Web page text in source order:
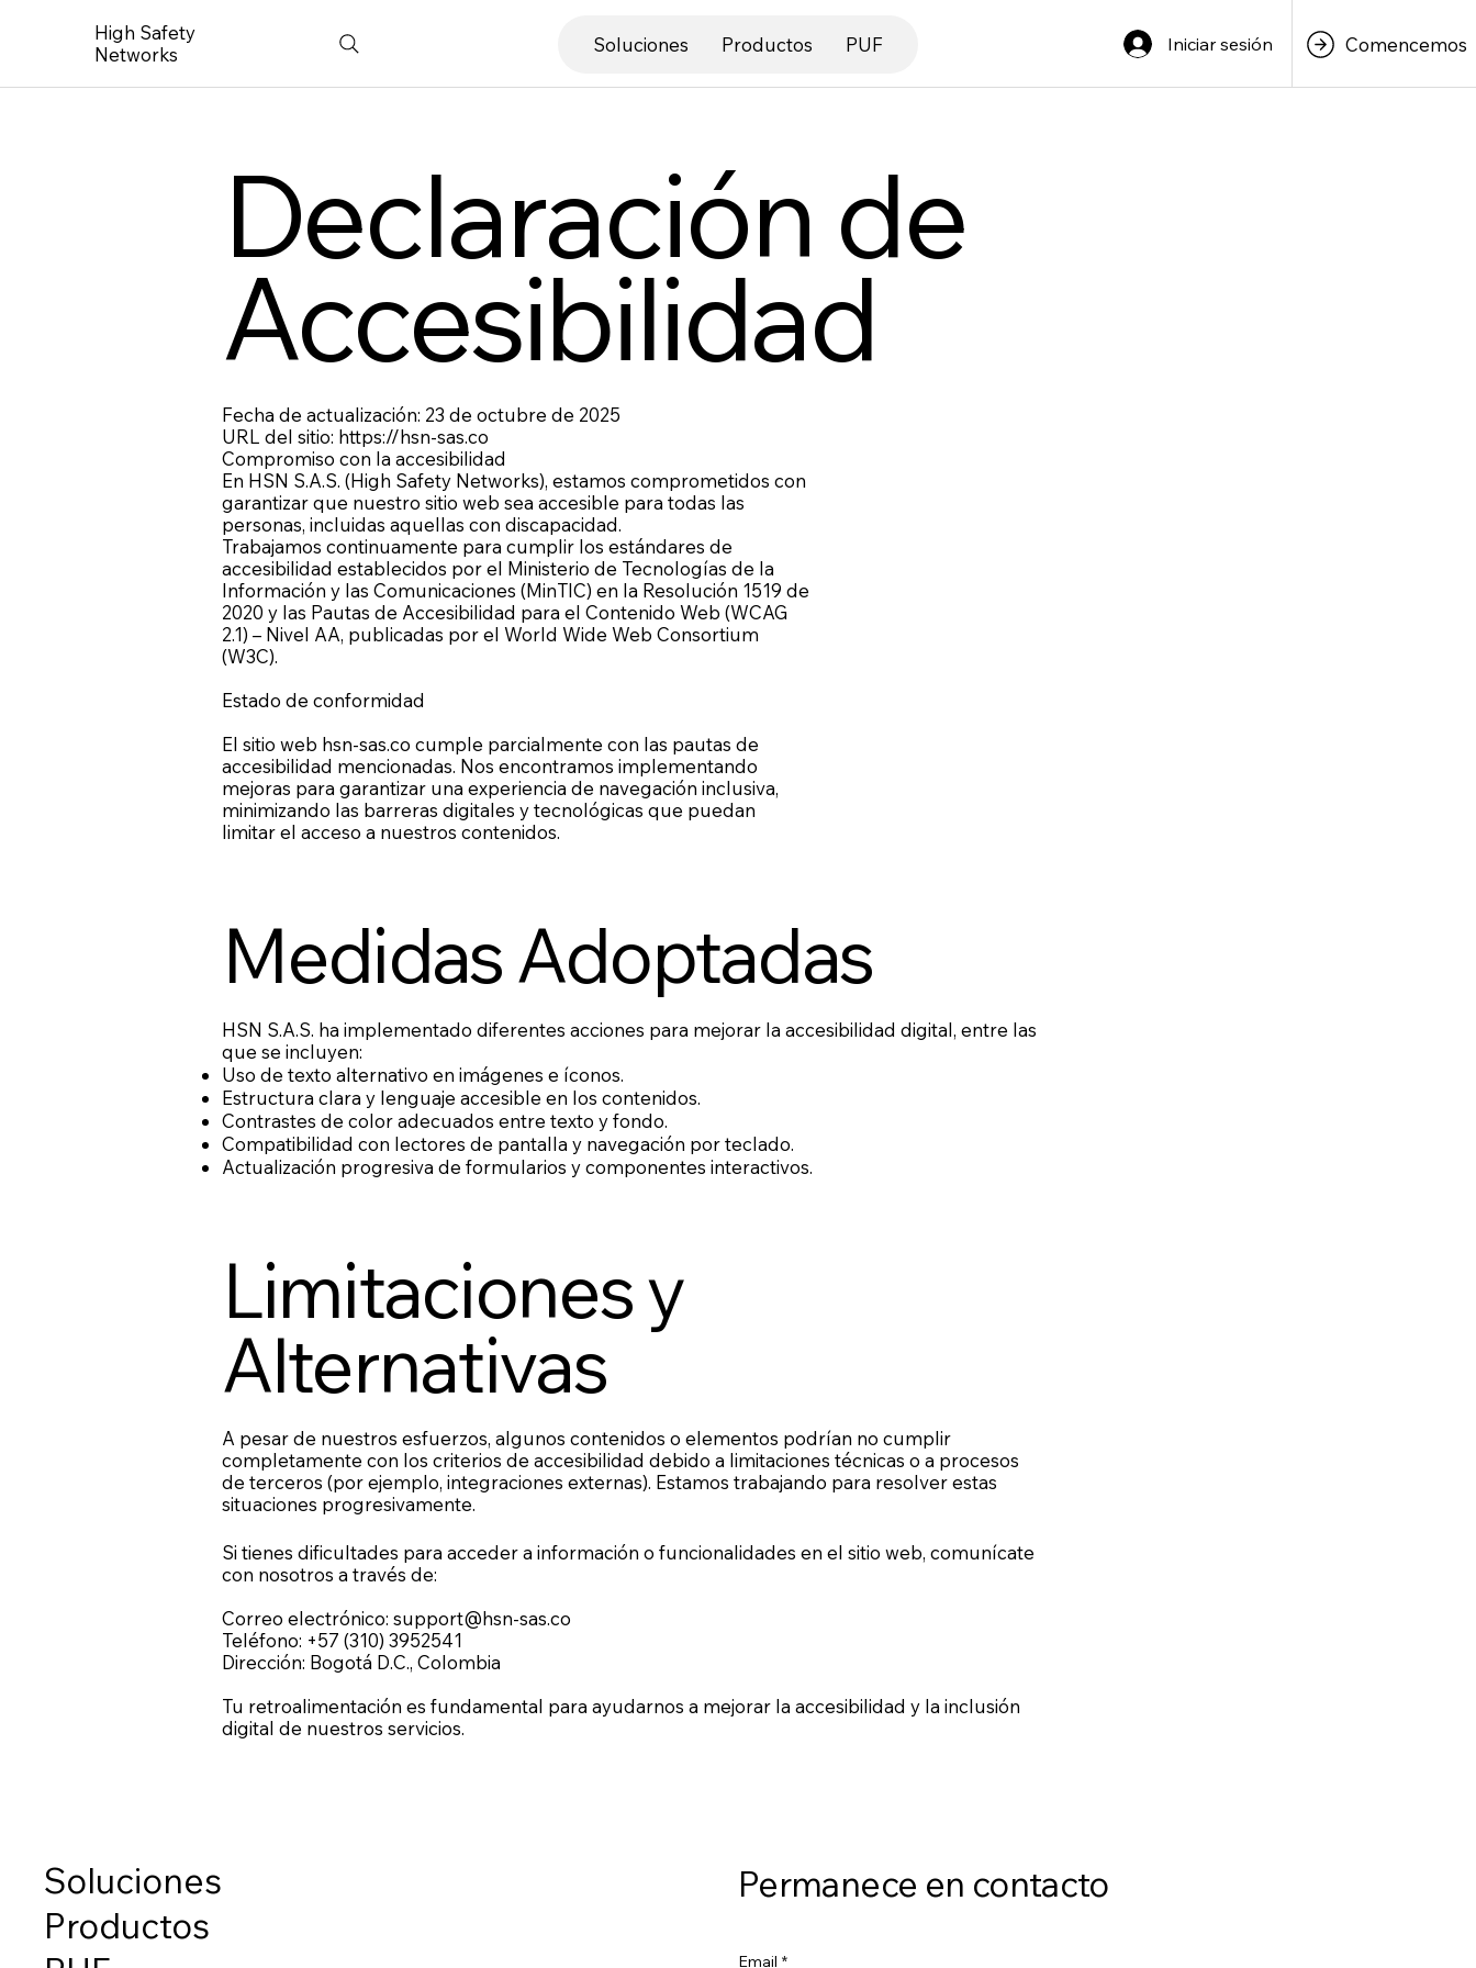
High Safety
Networks
Soluciones Productos PUF Iniciar sesión Comencemos
Declaración de
Accesibilidad
Fecha de actualización: 23 de octubre de 2025
URL del sitio: https://hsn-sas.co
Compromiso con la accesibilidad
En HSN S.A.S. (High Safety Networks), estamos comprometidos con
garantizar que nuestro sitio web sea accesible para todas las
personas, incluidas aquellas con discapacidad.
Trabajamos continuamente para cumplir los estándares de
accesibilidad establecidos por el Ministerio de Tecnologías de la
Información y las Comunicaciones (MinTIC) en la Resolución 1519 de
2020 y las Pautas de Accesibilidad para el Contenido Web (WCAG
2.1) – Nivel AA, publicadas por el World Wide Web Consortium
(W3C).
Estado de conformidad
El sitio web hsn-sas.co cumple parcialmente con las pautas de
accesibilidad mencionadas. Nos encontramos implementando
mejoras para garantizar una experiencia de navegación inclusiva,
minimizando las barreras digitales y tecnológicas que puedan
limitar el acceso a nuestros contenidos.
Medidas Adoptadas
HSN S.A.S. ha implementado diferentes acciones para mejorar la accesibilidad digital, entre las
que se incluyen:
Uso de texto alternativo en imágenes e íconos.
Estructura clara y lenguaje accesible en los contenidos.
Contrastes de color adecuados entre texto y fondo.
Compatibilidad con lectores de pantalla y navegación por teclado.
Actualización progresiva de formularios y componentes interactivos.
Limitaciones y
Alternativas
A pesar de nuestros esfuerzos, algunos contenidos o elementos podrían no cumplir
completamente con los criterios de accesibilidad debido a limitaciones técnicas o a procesos
de terceros (por ejemplo, integraciones externas). Estamos trabajando para resolver estas
situaciones progresivamente.
Si tienes dificultades para acceder a información o funcionalidades en el sitio web, comunícate
con nosotros a través de:
Correo electrónico: support@hsn-sas.co
Teléfono: +57 (310) 3952541
Dirección: Bogotá D.C., Colombia
Tu retroalimentación es fundamental para ayudarnos a mejorar la accesibilidad y la inclusión
digital de nuestros servicios.
Soluciones
Productos
Permanece en contacto
Email *